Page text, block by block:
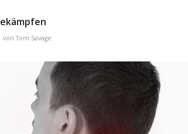
vonTom Savage